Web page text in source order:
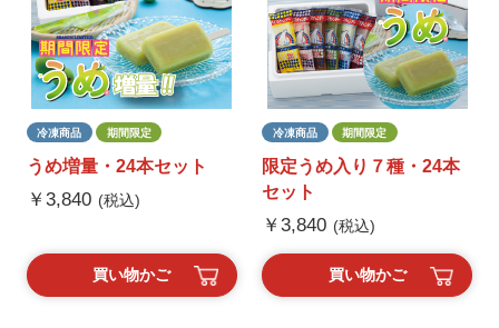
冷凍商品 期間限定
うめ増量・24本セット
￥3,840 (税込)
買い物かご
冷凍商品 期間限定
限定うめ入り７種・24本
セット
￥3,840 (税込)
買い物かご